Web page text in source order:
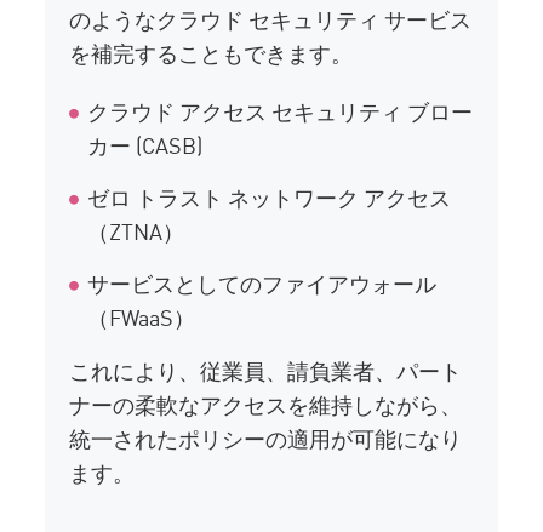
のようなクラウド セキュリティ サービス
を補完することもできます。
クラウド アクセス セキュリティ ブロー
カー (CASB)
ゼロ トラスト ネットワーク アクセス
（ZTNA）
サービスとしてのファイアウォール
（FWaaS）
これにより、従業員、請負業者、パート
ナーの柔軟なアクセスを維持しながら、
統一されたポリシーの適用が可能になり
ます。